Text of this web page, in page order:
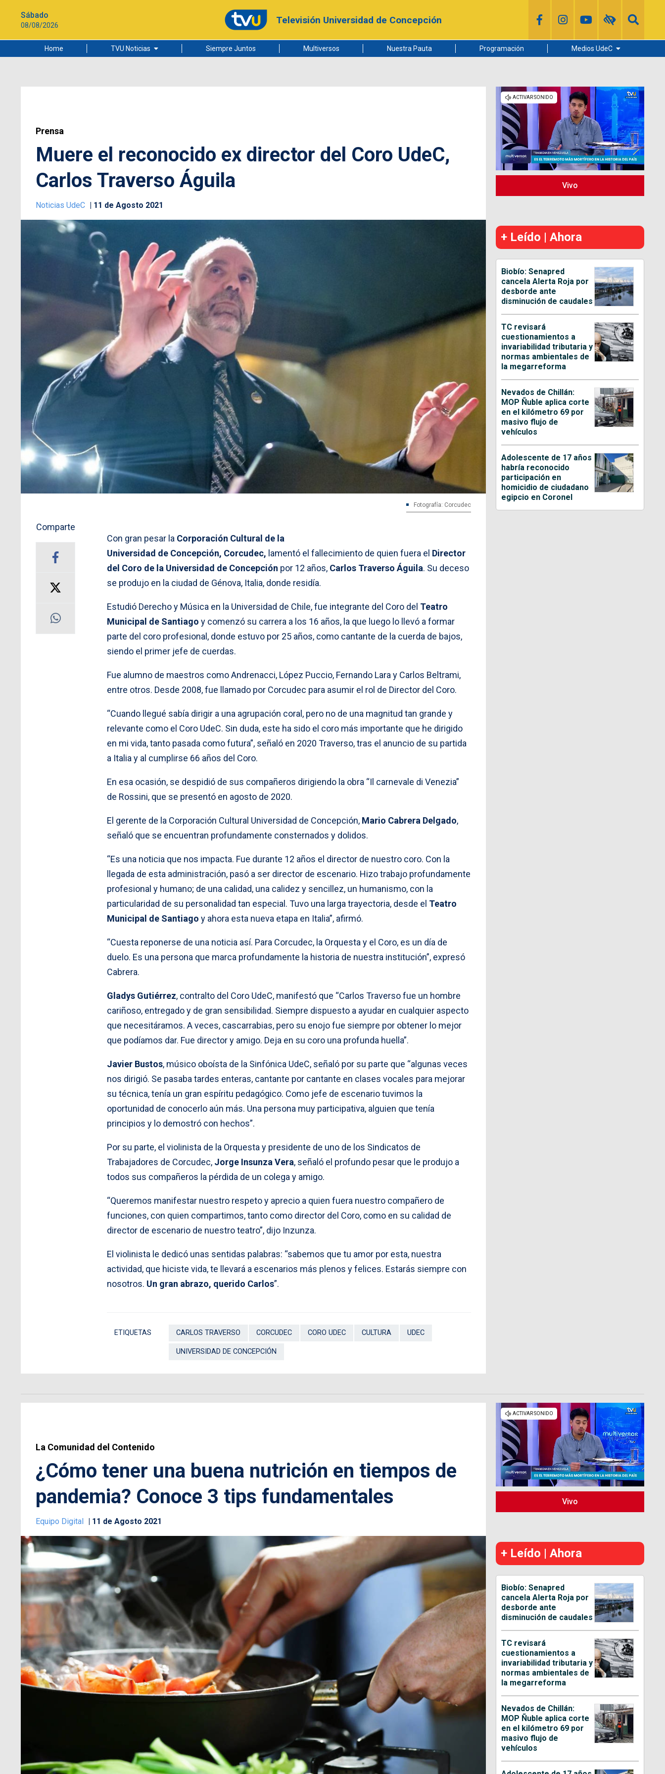
Sábado
08/08/2026 Televisión Universidad de Concepción
Home TVU Noticias
Ciudad
Siempre Juntos Multiversos Nuestra Pauta Programación Medios UdeC
Radio UdeC
Noticias UdeC
La Discusión
Prensa
Muere el reconocido ex director del Coro UdeC,
Carlos Traverso Águila
Noticias UdeC 11 de Agosto 2021
Fotografía: Corcudec
Comparte
Con gran pesar la Corporación Cultural de la
Universidad de Concepción, Corcudec, lamentó el fallecimiento de quien fuera el Director
del Coro de la Universidad de Concepción por 12 años, Carlos Traverso Águila. Su deceso
se produjo en la ciudad de Génova, Italia, donde residía.
Estudió Derecho y Música en la Universidad de Chile, fue integrante del Coro del Teatro
Municipal de Santiago y comenzó su carrera a los 16 años, la que luego lo llevó a formar
parte del coro profesional, donde estuvo por 25 años, como cantante de la cuerda de bajos,
siendo el primer jefe de cuerdas.
Fue alumno de maestros como Andrenacci, López Puccio, Fernando Lara y Carlos Beltrami,
entre otros. Desde 2008, fue llamado por Corcudec para asumir el rol de Director del Coro.
“Cuando llegué sabía dirigir a una agrupación coral, pero no de una magnitud tan grande y
relevante como el Coro UdeC. Sin duda, este ha sido el coro más importante que he dirigido
en mi vida, tanto pasada como futura”, señaló en 2020 Traverso, tras el anuncio de su partida
a Italia y al cumplirse 66 años del Coro.
En esa ocasión, se despidió de sus compañeros dirigiendo la obra “Il carnevale di Venezia”
de Rossini, que se presentó en agosto de 2020.
El gerente de la Corporación Cultural Universidad de Concepción, Mario Cabrera Delgado,
señaló que se encuentran profundamente consternados y dolidos.
“Es una noticia que nos impacta. Fue durante 12 años el director de nuestro coro. Con la
llegada de esta administración, pasó a ser director de escenario. Hizo trabajo profundamente
profesional y humano; de una calidad, una calidez y sencillez, un humanismo, con la
particularidad de su personalidad tan especial. Tuvo una larga trayectoria, desde el Teatro
Municipal de Santiago y ahora esta nueva etapa en Italia”, afirmó.
“Cuesta reponerse de una noticia así. Para Corcudec, la Orquesta y el Coro, es un día de
duelo. Es una persona que marca profundamente la historia de nuestra institución”, expresó
Cabrera.
Gladys Gutiérrez, contralto del Coro UdeC, manifestó que “Carlos Traverso fue un hombre
cariñoso, entregado y de gran sensibilidad. Siempre dispuesto a ayudar en cualquier aspecto
que necesitáramos. A veces, cascarrabias, pero su enojo fue siempre por obtener lo mejor
que podíamos dar. Fue director y amigo. Deja en su coro una profunda huella”.
Javier Bustos, músico oboísta de la Sinfónica UdeC, señaló por su parte que “algunas veces
nos dirigió. Se pasaba tardes enteras, cantante por cantante en clases vocales para mejorar
su técnica, tenía un gran espíritu pedagógico. Como jefe de escenario tuvimos la
oportunidad de conocerlo aún más. Una persona muy participativa, alguien que tenía
principios y lo demostró con hechos”.
Por su parte, el violinista de la Orquesta y presidente de uno de los Sindicatos de
Trabajadores de Corcudec, Jorge Insunza Vera, señaló el profundo pesar que le produjo a
todos sus compañeros la pérdida de un colega y amigo.
“Queremos manifestar nuestro respeto y aprecio a quien fuera nuestro compañero de
funciones, con quien compartimos, tanto como director del Coro, como en su calidad de
director de escenario de nuestro teatro”, dijo Inzunza.
El violinista le dedicó unas sentidas palabras: “sabemos que tu amor por esta, nuestra
actividad, que hiciste vida, te llevará a escenarios más plenos y felices. Estarás siempre con
nosotros. Un gran abrazo, querido Carlos”.
ETIQUETAS CARLOS TRAVERSO CORCUDEC CORO UDEC CULTURA UDEC
UNIVERSIDAD DE CONCEPCIÓN
Vivo
+ Leído | Ahora
Biobío: Senapred
cancela Alerta Roja por
desborde ante
disminución de caudales
TC revisará
cuestionamientos a
invariabilidad tributaria y
normas ambientales de
la megarreforma
Nevados de Chillán:
MOP Ñuble aplica corte
en el kilómetro 69 por
masivo flujo de
vehículos
Adolescente de 17 años
habría reconocido
participación en
homicidio de ciudadano
egipcio en Coronel
La Comunidad del Contenido
¿Cómo tener una buena nutrición en tiempos de
pandemia? Conoce 3 tips fundamentales
Equipo Digital 11 de Agosto 2021
Vivo
+ Leído | Ahora
Biobío: Senapred
cancela Alerta Roja por
desborde ante
disminución de caudales
TC revisará
cuestionamientos a
invariabilidad tributaria y
normas ambientales de
la megarreforma
Nevados de Chillán:
MOP Ñuble aplica corte
en el kilómetro 69 por
masivo flujo de
vehículos